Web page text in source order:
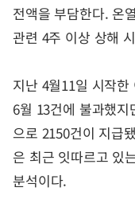
전액을 부담한다. 온
관련 4주 이상 상해
지난 4월11일 시작
6월 13건에 불과했
으로 2150건이 지급
은 최근 잇따르고 있
분석이다.